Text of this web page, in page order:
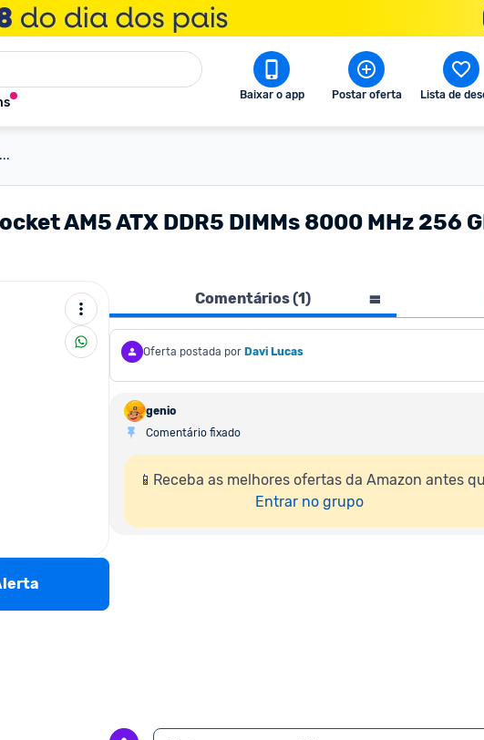
Baixar o app Postar oferta Lista de
AM5 ATX DDR5 DIMMs 8000 MHz 256
Comentários (1)
Oferta postada por Davi Lucas
genio
Comentário fixado
📱Receba as melhores ofertas da Amazon antes
Entrar no grupo